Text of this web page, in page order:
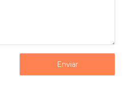
Enviar